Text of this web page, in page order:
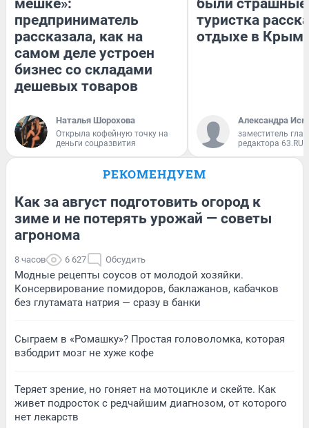
предприниматель
рассказала, как на
самом деле устроен
бизнес со складами
дешевых товаров
Наталья Шорохова
Открыла кофейную точку на
деньги соцразвития
туристка
отдыхе в
Александра
заместитель
редактора 63.RU
РЕКОМЕНДУЕМ
Как за август подготовить огород к
зиме и не потерять урожай — советы
агронома
8 часов 6 627 Обсудить
Модные рецепты соусов от молодой хозяйки.
Консервирование помидоров, баклажанов, кабачков
без глутамата натрия — сразу в банки
Сыграем в «Ромашку»? Простая головоломка, которая
взбодрит мозг не хуже кофе
Теряет зрение, но гоняет на мотоцикле и скейте. Как
живет подросток с редчайшим диагнозом, от которого
нет лекарств